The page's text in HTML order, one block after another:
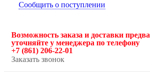
Сообщить о поступлении
Возможность заказа и доставки
уточняйте у менеджера по телефону
+7 (861) 206-22-01
Заказать звонок